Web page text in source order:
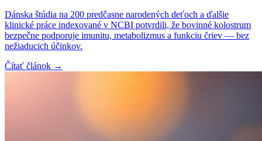
Dánska štúdia na 200 predčasne narodených deťoch a ďalšie
klinické práce indexované v NCBI potvrdili, že bovinné kolostrum
bezpečne podporuje imunitu, metabolizmus a funkciu čriev — bez
nežiaducich účinkov.
Čítať článok →